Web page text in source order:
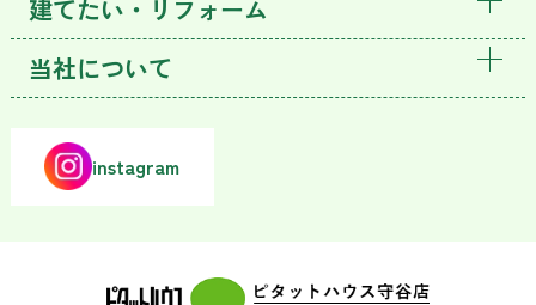
建てたい・リフォーム
当社について
instagram